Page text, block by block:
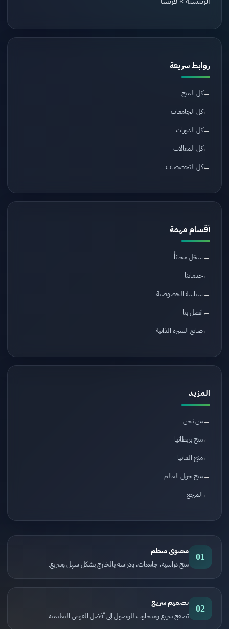
روابط سريعة
كل المنح
كل الجامعات
كل الدورات
كل المقالات
كل التخصصات
أقسام مهمة
سجّل مجاناً
خدماتنا
سياسة الخصوصية
اتصل بنا
صانع السيرة الذاتية
المزيد
من نحن
منح بريطانيا
منح المانيا
منح حول العالم
المرجع
01 محتوى منظم
منح دراسية، جامعات، ودراسة بالخارج بشكل سهل وسريع.
02 تصميم سريع
تصفح سريع ومتجاوب للوصول إلى أفضل الفرص التعليمية.